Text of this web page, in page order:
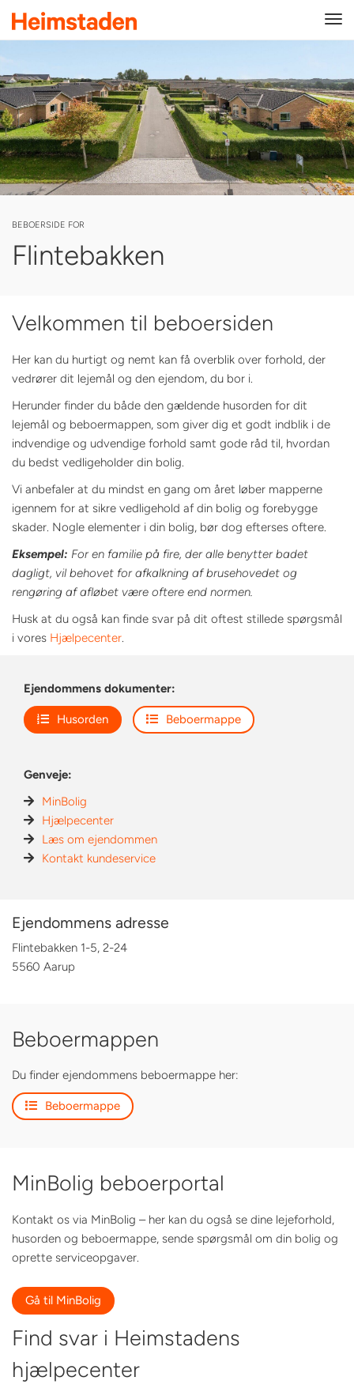
BEBOERSIDE FOR
Flintebakken
Velkommen til beboersiden
Her kan du hurtigt og nemt kan få overblik over forhold, der
vedrører dit lejemål og den ejendom, du bor i.
Herunder finder du både den gældende husorden for dit
lejemål og beboermappen, som giver dig et godt indblik i de
indvendige og udvendige forhold samt gode råd til, hvordan
du bedst vedligeholder din bolig.
Vi anbefaler at du mindst en gang om året løber mapperne
igennem for at sikre vedligehold af din bolig og forebygge
skader. Nogle elementer i din bolig, bør dog efterses oftere.
Eksempel: For en familie på fire, der alle benytter badet
dagligt, vil behovet for afkalkning af brusehovedet og
rengøring af afløbet være oftere end normen.
Husk at du også kan finde svar på dit oftest stillede spørgsmål
i vores Hjælpecenter.
Ejendommens dokumenter:
Husorden Beboermappe
Genveje:
MinBolig
Hjælpecenter
Læs om ejendommen
Kontakt kundeservice
Ejendommens adresse
Flintebakken 1-5, 2-24
5560 Aarup
Beboermappen
Du finder ejendommens beboermappe her:
Beboermappe
MinBolig beboerportal
Kontakt os via MinBolig – her kan du også se dine lejeforhold,
husorden og beboermappe, sende spørgsmål om din bolig og
oprette serviceopgaver.
Gå til MinBolig
Find svar i Heimstadens
hjælpecenter